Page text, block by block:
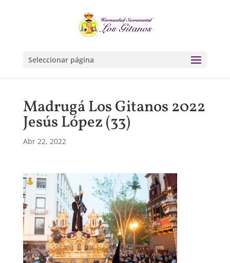
Seleccionar página
Madrugá Los Gitanos 2022
Jesús López (33)
Abr 22, 2022